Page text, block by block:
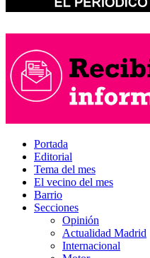
Portada
Editorial
Tema del mes
El vecino del mes
Barrio
Secciones
Opinión
Actualidad Madrid
Internacional